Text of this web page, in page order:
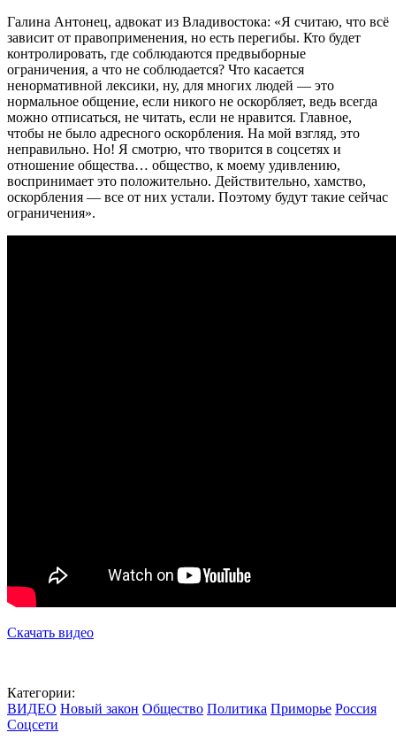
Галина Антонец, адвокат из Владивостока: «Я считаю, что всё
зависит от правоприменения, но есть перегибы. Кто будет
контролировать, где соблюдаются предвыборные
ограничения, а что не соблюдается? Что касается
ненормативной лексики, ну, для многих людей — это
нормальное общение, если никого не оскорбляет, ведь всегда
можно отписаться, не читать, если не нравится. Главное,
чтобы не было адресного оскорбления. На мой взгляд, это
неправильно. Но! Я смотрю, что творится в соцсетях и
отношение общества… общество, к моему удивлению,
воспринимает это положительно. Действительно, хамство,
оскорбления — все от них устали. Поэтому будут такие сейчас
ограничения».
Скачать видео
Категории:
ВИДЕО Новый закон Общество Политика Приморье Россия
Соцсети